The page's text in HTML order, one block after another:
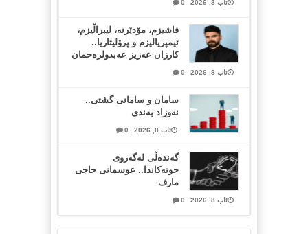
ئاب 8, 2026 0
فاشیزم، مۆدێرنە، لیبراڵیزم،
ئیمپریالیزم و پرۆلیتاریا..
کارزان عەزیز عەبدولرەحمان
ئاب 8, 2026 0
سامان و سامانی گشتی..
نەوزاد بەندی
ئاب 8, 2026 0
گەندەڵی لەگەروی
حوتەکاندا.. عوسمانی حاجی
مارف
ئاب 8, 2026 0